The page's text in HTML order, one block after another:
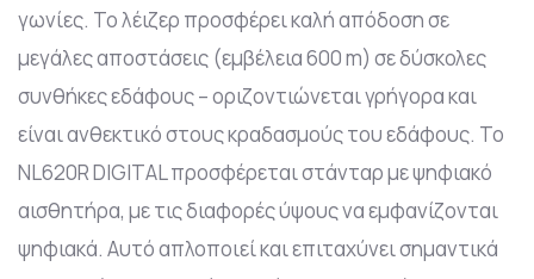
γωνίες. Το λέιζερ προσφέρει καλή απόδοση σε
μεγάλες αποστάσεις (εμβέλεια 600 m) σε δύσκολες
συνθήκες εδάφους – οριζοντιώνεται γρήγορα και
είναι ανθεκτικό στους κραδασμούς του εδάφους. Το
NL620R DIGITAL προσφέρεται στάνταρ με ψηφιακό
αισθητήρα, με τις διαφορές ύψους να εμφανίζονται
ψηφιακά. Αυτό απλοποιεί και επιταχύνει σημαντικά